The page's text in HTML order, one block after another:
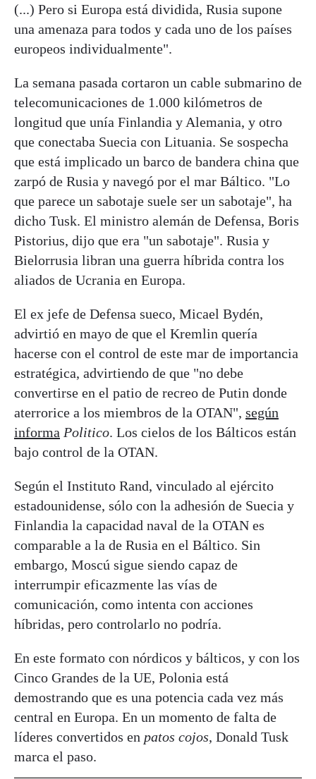
(...) Pero si Europa está dividida, Rusia supone
una amenaza para todos y cada uno de los países
europeos individualmente".
La semana pasada cortaron un cable submarino de
telecomunicaciones de 1.000 kilómetros de
longitud que unía Finlandia y Alemania, y otro
que conectaba Suecia con Lituania. Se sospecha
que está implicado un barco de bandera china que
zarpó de Rusia y navegó por el mar Báltico. "Lo
que parece un sabotaje suele ser un sabotaje", ha
dicho Tusk. El ministro alemán de Defensa, Boris
Pistorius, dijo que era "un sabotaje". Rusia y
Bielorrusia libran una guerra híbrida contra los
aliados de Ucrania en Europa.
El ex jefe de Defensa sueco, Micael Bydén,
advirtió en mayo de que el Kremlin quería
hacerse con el control de este mar de importancia
estratégica, advirtiendo de que "no debe
convertirse en el patio de recreo de Putin donde
aterrorice a los miembros de la OTAN", según
informa Politico. Los cielos de los Bálticos están
bajo control de la OTAN.
Según el Instituto Rand, vinculado al ejército
estadounidense, sólo con la adhesión de Suecia y
Finlandia la capacidad naval de la OTAN es
comparable a la de Rusia en el Báltico. Sin
embargo, Moscú sigue siendo capaz de
interrumpir eficazmente las vías de
comunicación, como intenta con acciones
híbridas, pero controlarlo no podría.
En este formato con nórdicos y bálticos, y con los
Cinco Grandes de la UE, Polonia está
demostrando que es una potencia cada vez más
central en Europa. En un momento de falta de
líderes convertidos en patos cojos, Donald Tusk
marca el paso.